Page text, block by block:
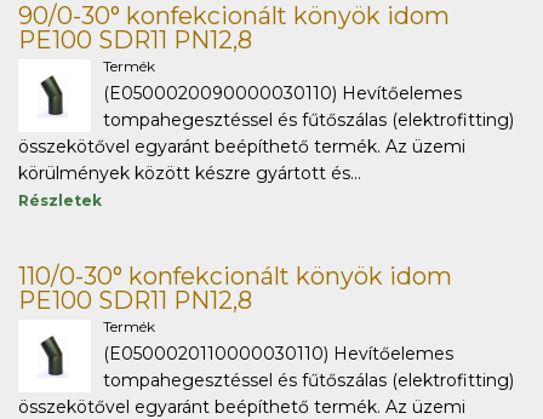
90/0-30° konfekcionált könyök idom
PE100 SDR11 PN12,8
Termék
(E0500020090000030110) Hevítőelemes
tompahegesztéssel és fűtőszálas (elektrofitting)
összekötővel egyaránt beépíthető termék. Az üzemi
körülmények között készre gyártott és...
Részletek
110/0-30° konfekcionált könyök idom
PE100 SDR11 PN12,8
Termék
(E0500020110000030110) Hevítőelemes
tompahegesztéssel és fűtőszálas (elektrofitting)
összekötővel egyaránt beépíthető termék. Az üzemi